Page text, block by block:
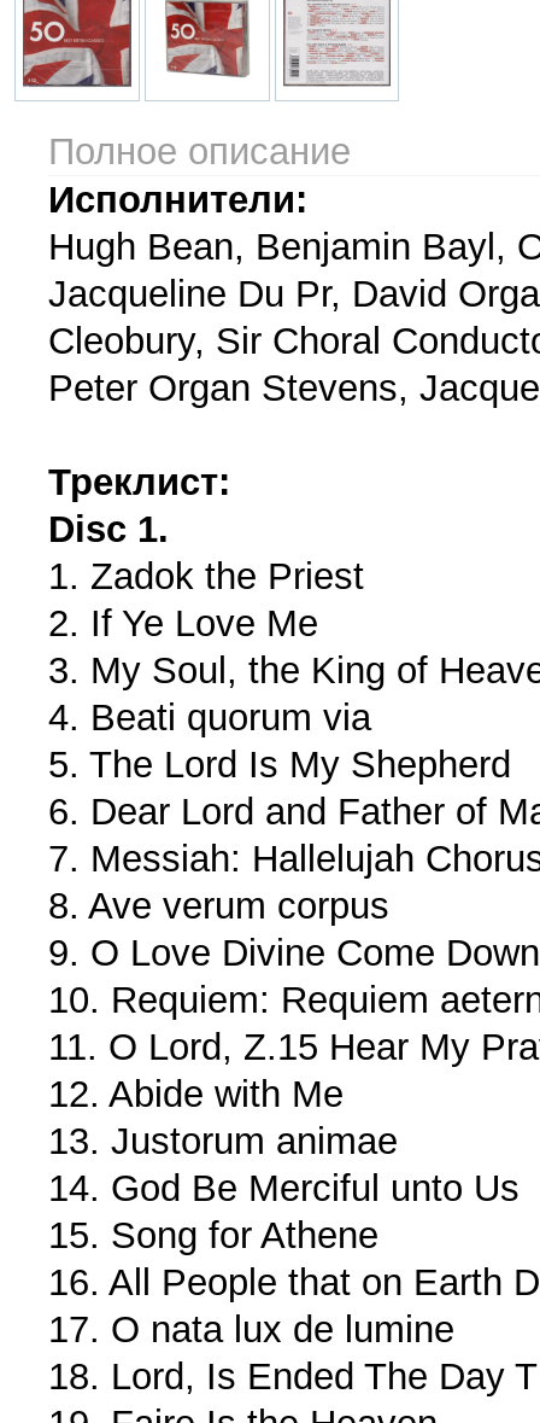
Полное описание
Исполнители:
Hugh Bean, Benjamin Bayl,
Jacqueline Du Pr, David
Cleobury, Sir Choral
Peter Organ Stevens,
Треклист:
Disc 1.
1. Zadok the Priest
2. If Ye Love Me
3. My Soul, the King of
4. Beati quorum via
5. The Lord Is My Shepherd
6. Dear Lord and Father of
7. Messiah: Hallelujah
8. Ave verum corpus
9. O Love Divine Come Down
10. Requiem: Requiem
11. O Lord, Z.15 Hear My
12. Abide with Me
13. Justorum animae
14. God Be Merciful unto Us
15. Song for Athene
16. All People that on Earth
17. O nata lux de lumine
18. Lord, Is Ended The Day